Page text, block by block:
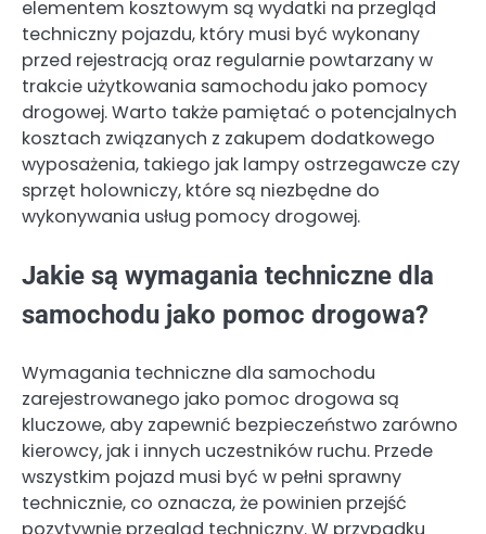
elementem kosztowym są wydatki na przegląd
techniczny pojazdu, który musi być wykonany
przed rejestracją oraz regularnie powtarzany w
trakcie użytkowania samochodu jako pomocy
drogowej. Warto także pamiętać o potencjalnych
kosztach związanych z zakupem dodatkowego
wyposażenia, takiego jak lampy ostrzegawcze czy
sprzęt holowniczy, które są niezbędne do
wykonywania usług pomocy drogowej.
Jakie są wymagania techniczne dla
samochodu jako pomoc drogowa?
Wymagania techniczne dla samochodu
zarejestrowanego jako pomoc drogowa są
kluczowe, aby zapewnić bezpieczeństwo zarówno
kierowcy, jak i innych uczestników ruchu. Przede
wszystkim pojazd musi być w pełni sprawny
technicznie, co oznacza, że powinien przejść